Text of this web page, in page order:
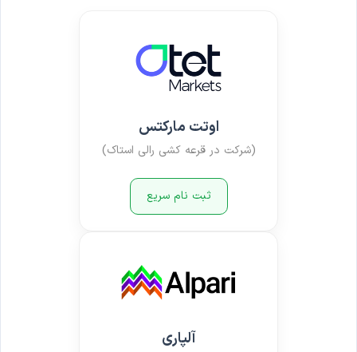
اوتت مارکتس
(شرکت در قرعه کشی رالی استاک)
ثبت نام سریع
آلپاری